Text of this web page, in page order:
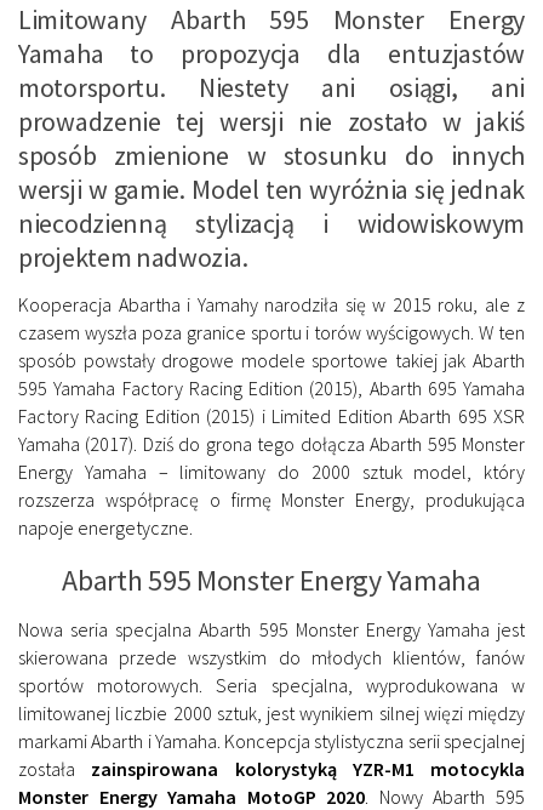
Limitowany Abarth 595 Monster Energy
Yamaha to propozycja dla entuzjastów
motorsportu. Niestety ani osiągi, ani
prowadzenie tej wersji nie zostało w jakiś
sposób zmienione w stosunku do innych
wersji w gamie. Model ten wyróżnia się jednak
niecodzienną stylizacją i widowiskowym
projektem nadwozia.
Kooperacja Abartha i Yamahy narodziła się w 2015 roku, ale z
czasem wyszła poza granice sportu i torów wyścigowych. W ten
sposób powstały drogowe modele sportowe takiej jak Abarth
595 Yamaha Factory Racing Edition (2015), Abarth 695 Yamaha
Factory Racing Edition (2015) i Limited Edition Abarth 695 XSR
Yamaha (2017). Dziś do grona tego dołącza Abarth 595 Monster
Energy Yamaha – limitowany do 2000 sztuk model, który
rozszerza współpracę o firmę Monster Energy, produkująca
napoje energetyczne.
Abarth 595 Monster Energy Yamaha
Nowa seria specjalna Abarth 595 Monster Energy Yamaha jest
skierowana przede wszystkim do młodych klientów, fanów
sportów motorowych. Seria specjalna, wyprodukowana w
limitowanej liczbie 2000 sztuk, jest wynikiem silnej więzi między
markami Abarth i Yamaha. Koncepcja stylistyczna serii specjalnej
została zainspirowana kolorystyką YZR-M1 motocykla
Monster Energy Yamaha MotoGP 2020 . Nowy Abarth 595